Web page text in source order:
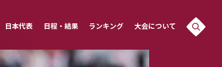
日本代表 日程・結果 ランキング 大会について